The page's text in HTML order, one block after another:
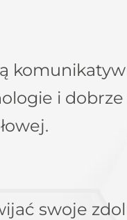
i dobrze
swoje